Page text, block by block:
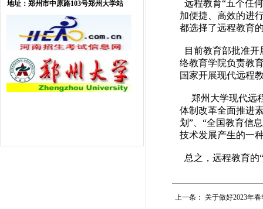
地址： 郑州市中原路103号郑州大学站
远程教育“五个任
加便捷、高效的进
都选择了远程教育
目前教育部批准
络教育学院负责教
国家开展现代远程
郑州大学现代远
体制改革全面推进
划”、“全国教育信
技术发展产生的一
总之，远程教育的
上一条： 关于做好2023年